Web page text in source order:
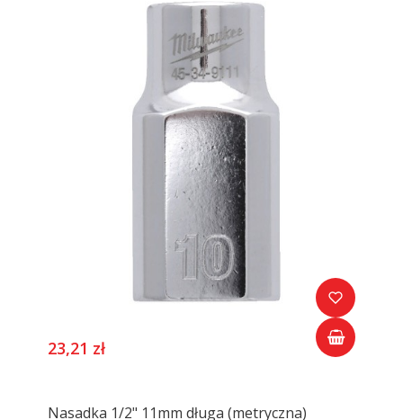
23,21 zł
Nasadka 1/2" 11mm długa (metryczna)